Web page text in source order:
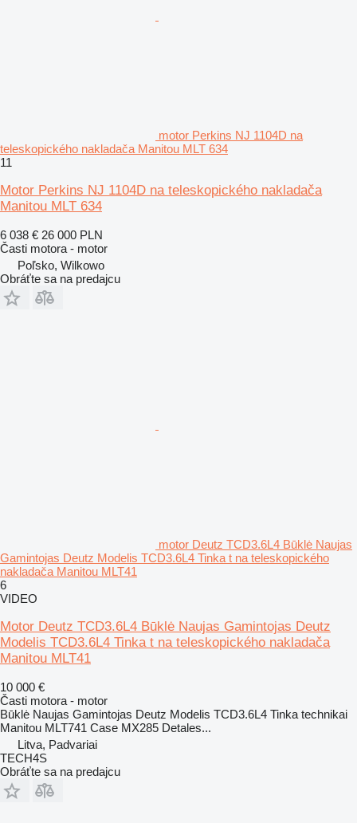
motor Perkins NJ 1104D na
teleskopického nakladača Manitou MLT 634
11
Motor Perkins NJ 1104D na teleskopického nakladača
Manitou MLT 634
6 038 € 26 000 PLN
Časti motora - motor
Poľsko, Wilkowo
Obráťte sa na predajcu
motor Deutz TCD3.6L4 Būklė Naujas
Gamintojas Deutz Modelis TCD3.6L4 Tinka t na teleskopického
nakladača Manitou MLT41
6
VIDEO
Motor Deutz TCD3.6L4 Būklė Naujas Gamintojas Deutz
Modelis TCD3.6L4 Tinka t na teleskopického nakladača
Manitou MLT41
10 000 €
Časti motora - motor
Būklė Naujas Gamintojas Deutz Modelis TCD3.6L4 Tinka technikai
Manitou MLT741 Case MX285 Detales...
Litva, Padvariai
TECH4S
Obráťte sa na predajcu